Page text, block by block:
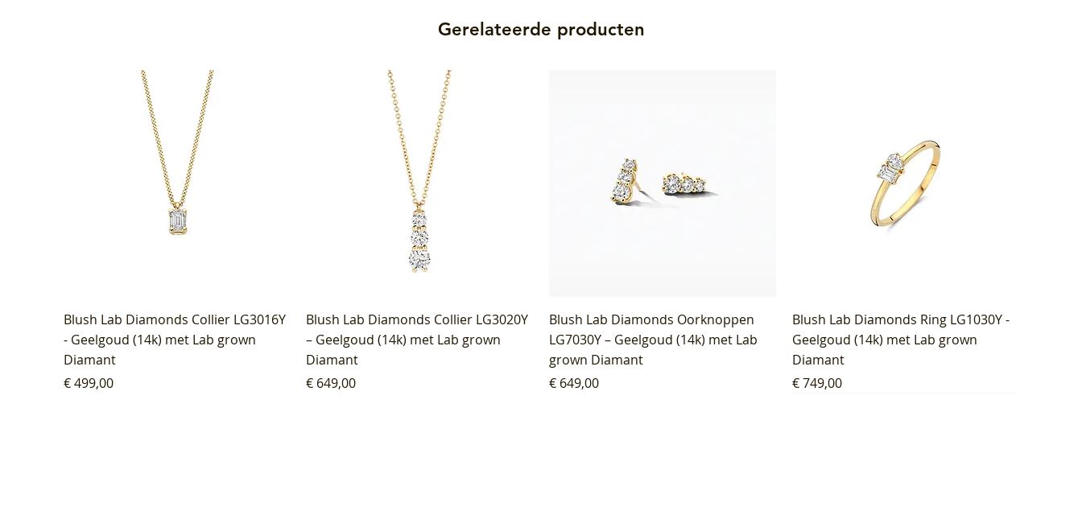
Gerelateerde producten
Blush Lab Diamonds Collier LG3016Y
- Geelgoud (14k) met Lab grown
Diamant
Prijs
€ 499,00
Blush Lab Diamonds Collier LG3020Y
– Geelgoud (14k) met Lab grown
Diamant
Prijs
€ 649,00
Blush Lab Diamonds Oorknoppen
LG7030Y – Geelgoud (14k) met Lab
grown Diamant
Prijs
€ 649,00
Blush Lab Diamonds Ring LG1030Y -
Geelgoud (14k) met Lab grown
Diamant
Prijs
€ 749,00